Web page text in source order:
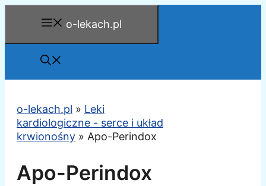
o-lekach.pl
o-lekach.pl » Leki
kardiologiczne - serce i układ
krwionośny » Apo-Perindox
Apo-Perindox